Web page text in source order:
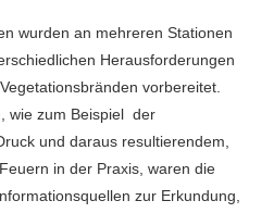
wurden an mehreren Stationen
Herausforderungen
vorbereitet.
wie zum Beispiel der
und daraus resultierendem,
in der Praxis, waren die
zur Erkundung,